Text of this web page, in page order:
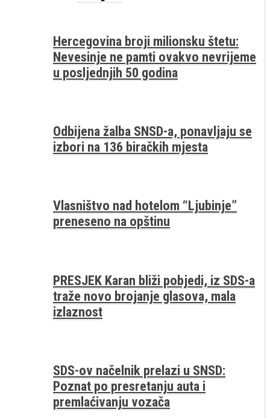
Hercegovina broji milionsku štetu:
Nevesinje ne pamti ovakvo nevrijeme
u posljednjih 50 godina
Odbijena žalba SNSD-a, ponavljaju se
izbori na 136 biračkih mjesta
Vlasništvo nad hotelom “Ljubinje”
preneseno na opštinu
PRESJEK Karan bliži pobjedi, iz SDS-a
traže novo brojanje glasova, mala
izlaznost
SDS-ov načelnik prelazi u SNSD:
Poznat po presretanju auta i
premlaćivanju vozača